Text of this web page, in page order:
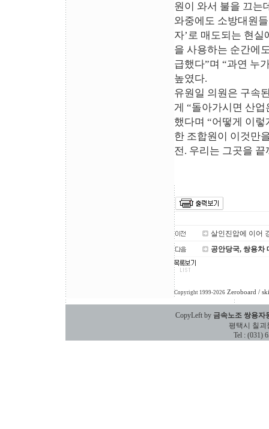
원이 와서 불을 끄는
와중에도 소방대원
자’로 매도되는 현
을 사용하는 순간에
급했다”며 “과연 누
높였다.
유원일 의원은 구속
게 “돌아가시면 산
했다며 “어떻게 이
한 조합원이 이것만
전. 우리는 그곳을
살인진압에 이어
공안당국, 쌍용차
Copyright 1999-2026 Zeroboard /
CopyLeft by 금속노조 쌍용자
평택시 칠괴동
Tel : (031)